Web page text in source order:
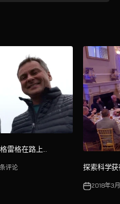
雷格在路上...
评论 探索科学
2018年3